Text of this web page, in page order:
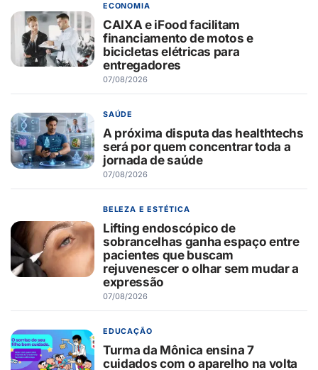
ECONOMIA
CAIXA e iFood facilitam
financiamento de motos e
bicicletas elétricas para
entregadores
07/08/2026
SAÚDE
A próxima disputa das healthtechs
será por quem concentrar toda a
jornada de saúde
07/08/2026
BELEZA E ESTÉTICA
Lifting endoscópico de
sobrancelhas ganha espaço entre
pacientes que buscam
rejuvenescer o olhar sem mudar a
expressão
07/08/2026
EDUCAÇÃO
Turma da Mônica ensina 7
cuidados com o aparelho na volta